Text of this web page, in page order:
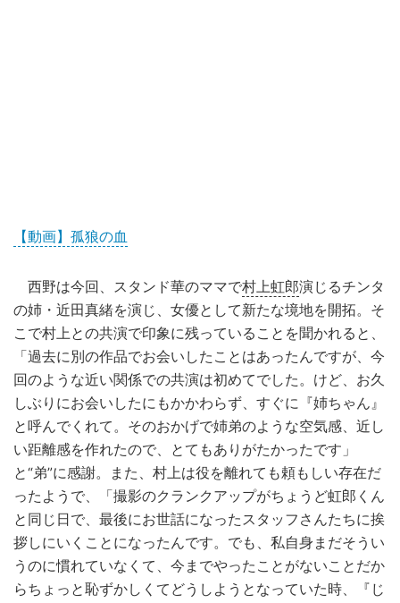
【動画】孤狼の血
西野は今回、スタンド華のママで村上虹郎演じるチンタ
の姉・近田真緒を演じ、女優として新たな境地を開拓。そ
こで村上との共演で印象に残っていることを聞かれると、
「過去に別の作品でお会いしたことはあったんですが、今
回のような近い関係での共演は初めてでした。けど、お久
しぶりにお会いしたにもかかわらず、すぐに『姉ちゃん』
と呼んでくれて。そのおかげで姉弟のような空気感、近し
い距離感を作れたので、とてもありがたかったです」
と“弟”に感謝。また、村上は役を離れても頼もしい存在だ
ったようで、「撮影のクランクアップがちょうど虹郎くん
と同じ日で、最後にお世話になったスタッフさんたちに挨
拶しにいくことになったんです。でも、私自身まだそうい
うのに慣れていなくて、今までやったことがないことだか
らちょっと恥ずかしくてどうしようとなっていた時、『じ